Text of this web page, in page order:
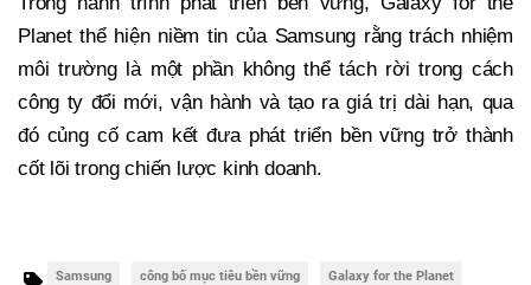
Planet thể hiện niềm tin của Samsung rằng trách nhiệm
môi trường là một phần không thể tách rời trong cách
công ty đổi mới, vận hành và tạo ra giá trị dài hạn, qua
đó củng cố cam kết đưa phát triển bền vững trở thành
cốt lõi trong chiến lược kinh doanh.
Samsung công bố mục tiêu bền vững Galaxy for the Planet